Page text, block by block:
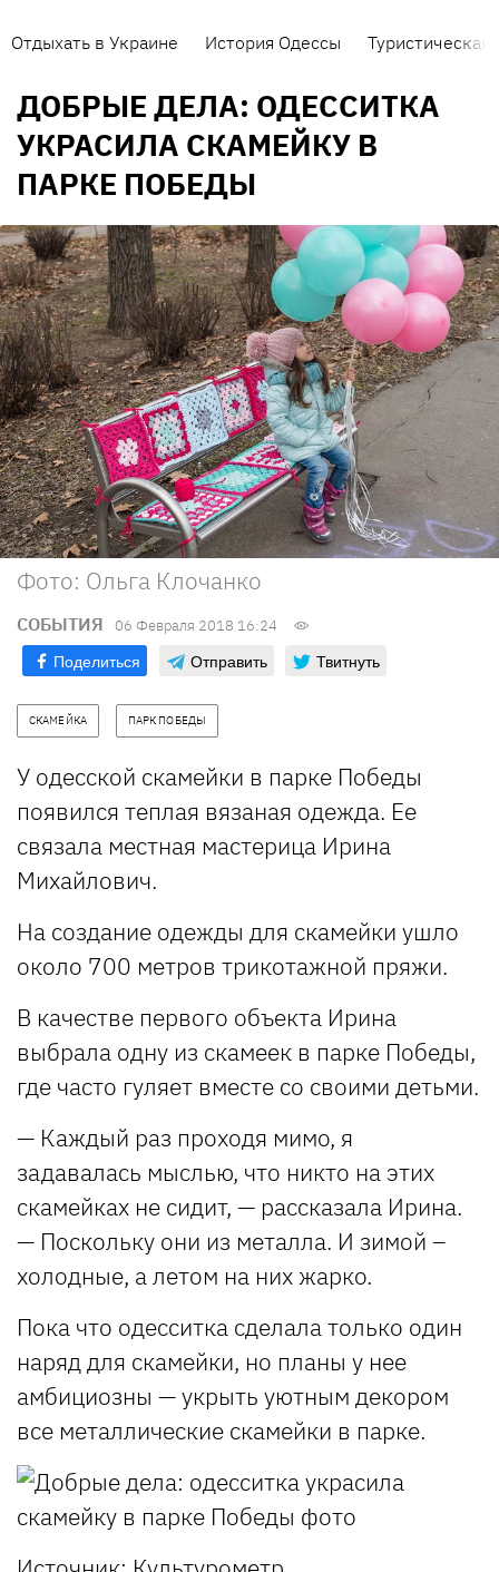
Отдыхать в Украине История Одессы Туристическая
ДОБРЫЕ ДЕЛА: ОДЕССИТКА
УКРАСИЛА СКАМЕЙКУ В
ПАРКЕ ПОБЕДЫ
Фото: Ольга Клочанко
СОБЫТИЯ 06 Февраля 2018 16:24
Поделиться Отправить Твитнуть
СКАМЕЙКА ПАРК ПОБЕДЫ
У одесской скамейки в парке Победы
появился теплая вязаная одежда. Ее
связала местная мастерица Ирина
Михайлович.
На создание одежды для скамейки ушло
около 700 метров трикотажной пряжи.
В качестве первого объекта Ирина
выбрала одну из скамеек в парке Победы,
где часто гуляет вместе со своими детьми.
— Каждый раз проходя мимо, я
задавалась мыслью, что никто на этих
скамейках не сидит, — рассказала Ирина.
— Поскольку они из металла. И зимой –
холодные, а летом на них жарко.
Пока что одесситка сделала только один
наряд для скамейки, но планы у нее
амбициозны — укрыть уютным декором
все металлические скамейки в парке.